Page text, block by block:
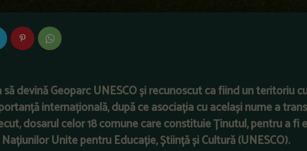
să devină Geoparc UNESCO și recunoscut ca fiind un teritoriu
internațională, după ce asociația cu același nume a
dosarul celor 18 comune care constituie Ținutul, pentru a fi
Unite pentru Educație, Știință și Cultură (UNESCO).